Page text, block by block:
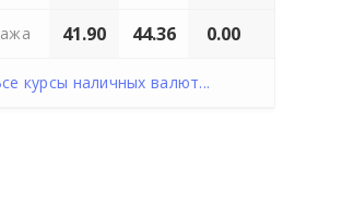
41.90 44.36 0.00
курсы наличных валют...